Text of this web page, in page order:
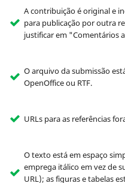
A contribuição é original e
para publicação por outra
justificar em "Comentários
O arquivo da submissão
OpenOffice ou RTF.
URLs para as referências
O texto está em espaço
emprega itálico em vez de
URL); as figuras e tabelas